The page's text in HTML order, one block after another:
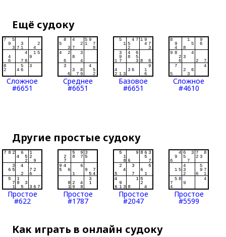
Ещё судоку
Сложное
#6651
Среднее
#6651
Базовое
#6651
Сложное
#4610
Другие простые судоку
Простое
#622
Простое
#1787
Простое
#2047
Простое
#5599
Как играть в онлайн судоку